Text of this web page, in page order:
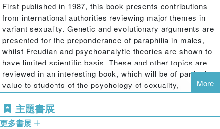
First published in 1987, this book presents contributions
from international authorities reviewing major themes in
variant sexuality. Genetic and evolutionary arguments are
presented for the preponderance of paraphilia in males,
whilst Freudian and psychoanalytic theories are shown to
have limited scientific basis. These and other topics are
reviewed in an interesting book, which will be of particular
value to students of the psychology of sexuality,
evolutionary biology and psychiatry, as well as those with
a more general interest in the social, behavioural and
biological aspects of sexuality.
More
主題書展
更多書展